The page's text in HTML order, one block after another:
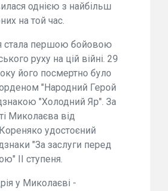
однією з найбільш
на той час.
стала першою бойовою
руху на цій війні. 29
його посмертно було
"Народний Герой
"Холодний Яр". За
Миколаєва від
удостоєний
"За заслуги перед
ІІ ступеня.
у Миколаєві -